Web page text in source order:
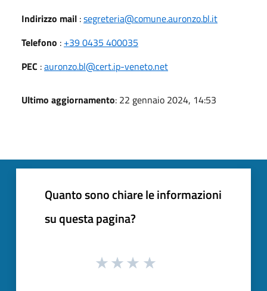
Indirizzo mail :segreteria@comune.auronzo.bl.it
Telefono : +39 0435 400035
PEC :auronzo.bl@cert.ip-veneto.net
Ultimo aggiornamento: 22 gennaio 2024, 14:53
Quanto sono chiare le informazioni
su questa pagina?